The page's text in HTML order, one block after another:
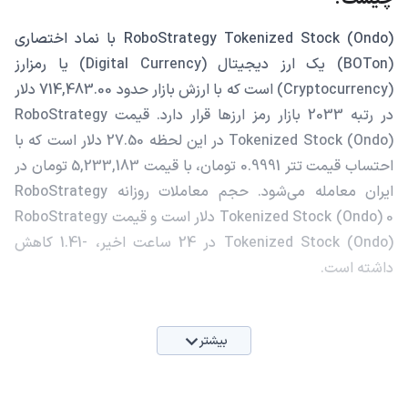
RoboStrategy Tokenized Stock (Ondo) با نماد اختصاری
(BOTon) یک ارز دیجیتال (Digital Currency) یا رمزارز
(Cryptocurrency) است که با ارزش بازار حدود 714,483.00 دلار
در رتبه 2033 بازار رمز ارزها قرار دارد. قیمت RoboStrategy
Tokenized Stock (Ondo) در این لحظه 27.50 دلار است که با
احتساب قیمت تتر 0.9991 تومان، با قیمت 5,233,183 تومان در
ایران معامله می‌شود. حجم معاملات روزانه RoboStrategy
Tokenized Stock (Ondo) 0 دلار است و قیمت RoboStrategy
Tokenized Stock (Ondo) در 24 ساعت اخیر، -1.41 کاهش
داشته است.
بیشتر